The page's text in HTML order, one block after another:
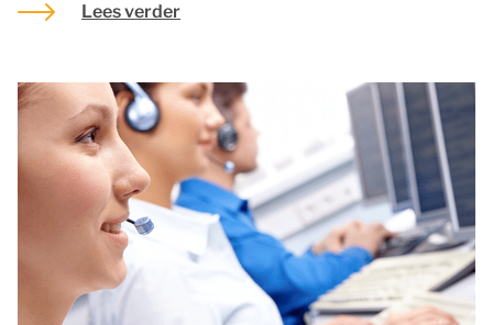
Lees verder